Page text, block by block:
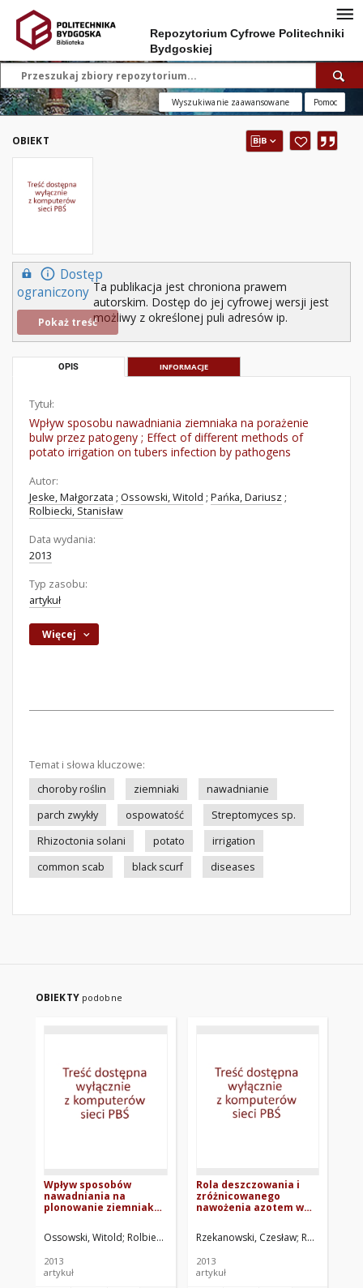
Repozytorium Cyfrowe Politechniki
Bydgoskiej
Wyszukiwanie zaawansowane Pomoc
OBIEKT
Dostęp
ograniczony
Pokaż treść
Ta publikacja jest chroniona prawem
autorskim. Dostęp do jej cyfrowej wersji jest
możliwy z określonej puli adresów ip.
OPIS INFORMACJE
Tytuł:
Wpływ sposobu nawadniania ziemniaka na porażenie
bulw przez patogeny ; Effect of different methods of
potato irrigation on tubers infection by pathogens
Autor:
Jeske, Małgorzata ; Ossowski, Witold ; Pańka, Dariusz ;
Rolbiecki, Stanisław
Data wydania:
2013
Typ zasobu:
artykuł
Więcej
Temat i słowa kluczowe:
choroby roślin
ziemniaki
nawadnianie
parch zwykły
ospowatość
Streptomyces sp.
Rhizoctonia solani
potato
irrigation
common scab
black scurf diseases
OBIEKTY podobne
Wpływ sposobów
nawadniania na
plonowanie ziemniaka
uprawianego na glebie
lekkiej w regionie
Ossowski, Witold Rolbiecki, Stanisław Wojdyła, Tadeusz
2013
artykuł
Rola deszczowania i
zróżnicowanego
nawożenia azotem w
ziemniaka wczesnego
odmiany ‘Dorota’ na
Bydgoszczy
Rzekanowski, Czesław Rolbiecki,
2013
artykuł